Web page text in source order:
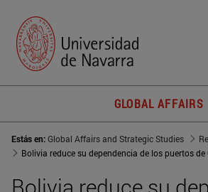
GLOBAL AFFAIRS
Estás en:Global Affairs and Strategic Studies